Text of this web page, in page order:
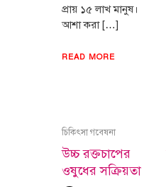
প্রায় ১৫ লাখ মানুষ।
আশা করা […]
READ MORE
চিকিৎসা গবেষনা
উচ্চ রক্তচাপের
ওষুধের সক্রিয়তা